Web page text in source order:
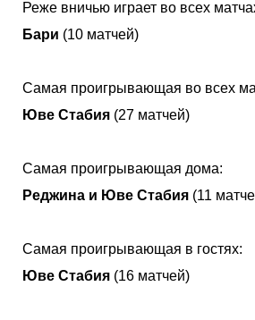
Реже вничью играет во всех
Бари (10 матчей)
Самая проигрывающая во всех
Юве Стабия (27 матчей)
Самая проигрывающая дома:
Реджина и Юве Стабия (11
Самая проигрывающая в гостях:
Юве Стабия (16 матчей)